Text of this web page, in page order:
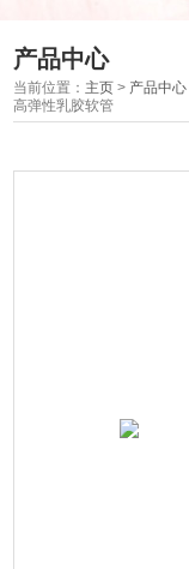
产品中心
当前位置： 主页 > 产品中心
高弹性乳胶软管